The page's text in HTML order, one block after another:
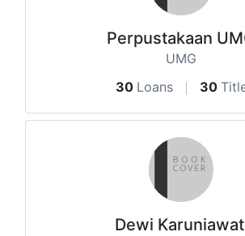
Perpustakaan
UMG
30 Loans 30
Dewi